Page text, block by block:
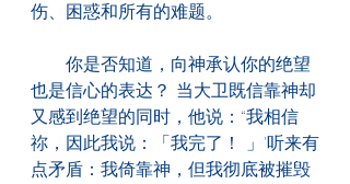
伤、困惑和所有的难题。
你是否知道，向神承认你的绝望
也是信心的表达？ 当大卫既信靠神却
又感到绝望的同时，他说：“我相信
祢，因此我说：「我完了！ 」'听来有
点矛盾：我倚靠神，但我彻底被摧毁